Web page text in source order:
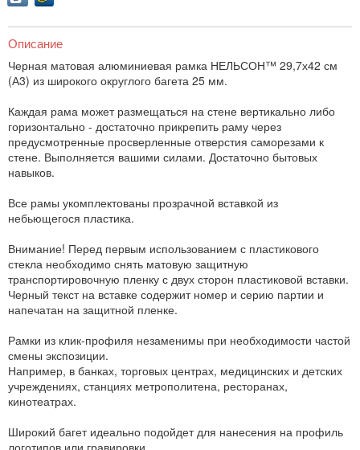
Описание
Черная матовая алюминиевая рамка НЕЛЬСОН™ 29,7х42 см
(А3) из широкого округлого багета 25 мм.
Каждая рама может размещаться на стене вертикально либо
горизонтально - достаточно прикрепить раму через
предусмотренные просверленные отверстия саморезами к
стене. Выполняется вашими силами. Достаточно бытовых
навыков.
Все рамы укомплектованы прозрачной вставкой из
небьющегося пластика.
Внимание! Перед первым использованием с пластикового
стекла необходимо снять матовую защитную
транспортировочную пленку с двух сторон пластиковой вставки.
Черный текст на вставке содержит номер и серию партии и
напечатан на защитной пленке.
Рамки из клик-профиля незаменимы при необходимости частой
смены экспозиции.
Например, в банках, торговых центрах, медицинских и детских
учреждениях, станциях метрополитена, ресторанах,
кинотеатрах.
Широкий багет идеально подойдет для нанесения на профиль